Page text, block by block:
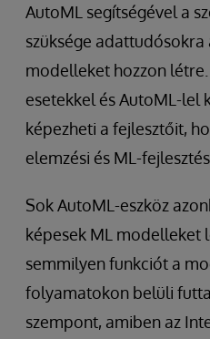
AutoML segítségével a
szüksége adattudósokra
modelleket hozzon
esetekkel és AutoML-lel
képezheti a fejlesztőit,
elemzési és ML-
Sok AutoML-eszköz
képesek ML modelleket
semmilyen funkciót a
folyamatokon belüli
szempont, amiben az